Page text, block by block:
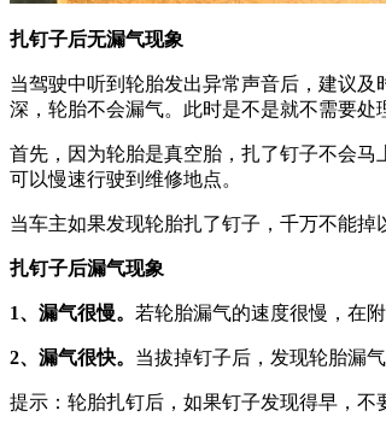
扎钉子后无漏气现象
当驾驶中听到轮胎发出异常声音后，建议
深，轮胎不会漏气。此时是不是就不需要处
首先，因为轮胎是真空胎，扎了钉子不会
可以慢速行驶到维修地点。
当车主如果发现轮胎扎了钉子，千万不能
扎钉子后漏气现象
1、漏气很慢。 若轮胎漏气的速度很慢，在
2、漏气很快。 当拔掉钉子后，发现轮胎漏
提示：轮胎扎钉后，如果钉子发现得早，不